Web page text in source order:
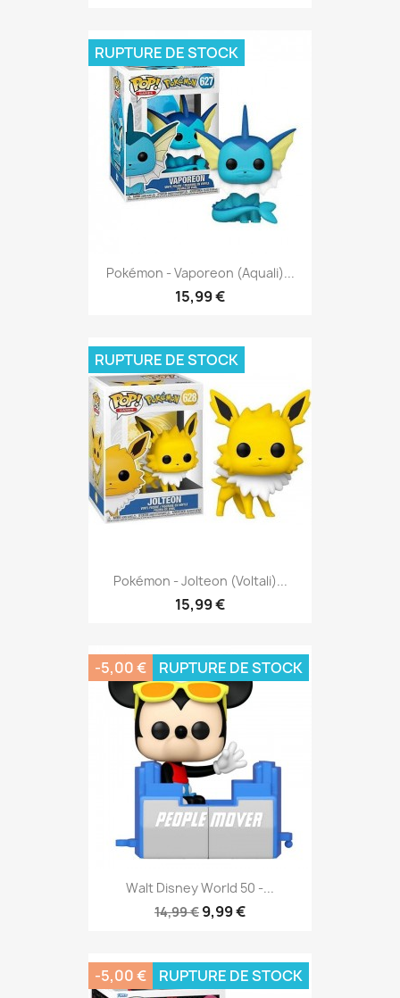
Pokémon - Vaporeon (Aquali)...
15,99 €
RUPTURE DE STOCK
Pokémon - Jolteon (Voltali)...
15,99 €
RUPTURE DE STOCK
Walt Disney World 50 -...
14,99 € 9,99 €
-5,00 € RUPTURE DE STOCK
-5,00 € RUPTURE DE STOCK